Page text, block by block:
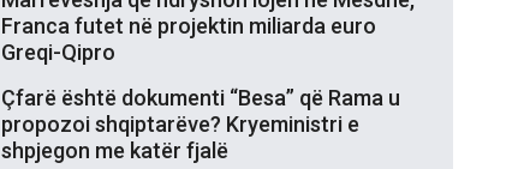
Franca futet në projektin miliarda euro
Greqi-Qipro
Çfarë është dokumenti “Besa” që Rama u
propozoi shqiptarëve? Kryeministri e
shpjegon me katër fjalë